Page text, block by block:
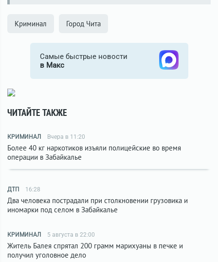
Криминал Город Чита
Самые быстрые новости
в Макс
ЧИТАЙТЕ ТАКЖЕ
КРИМИНАЛ Вчера в 11:20
Более 40 кг наркотиков изъяли полицейские во время
операции в Забайкалье
ДТП 16:28
Два человека пострадали при столкновении грузовика и
иномарки под селом в Забайкалье
КРИМИНАЛ 5 августа в 22:00
Житель Балея спрятал 200 грамм марихуаны в печке и
получил уголовное дело